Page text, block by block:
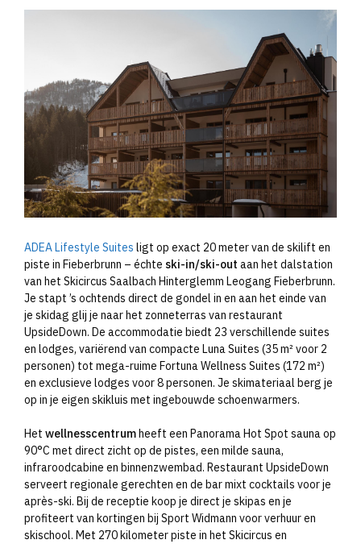
ADEA Lifestyle Suites ligt op exact 20 meter van de skilift en
piste in Fieberbrunn – échte ski-in/ski-out aan het dalstation
van het Skicircus Saalbach Hinterglemm Leogang Fieberbrunn.
Je stapt ’s ochtends direct de gondel in en aan het einde van
je skidag glij je naar het zonneterras van restaurant
UpsideDown. De accommodatie biedt 23 verschillende suites
en lodges, variërend van compacte Luna Suites (35 m² voor 2
personen) tot mega-ruime Fortuna Wellness Suites (172 m²)
en exclusieve lodges voor 8 personen. Je skimateriaal berg je
op in je eigen skikluis met ingebouwde schoenwarmers.
Het wellnesscentrumheeft een Panorama Hot Spot sauna op
90°C met direct zicht op de pistes, een milde sauna,
infraroodcabine en binnenzwembad. Restaurant UpsideDown
serveert regionale gerechten en de bar mixt cocktails voor je
après-ski. Bij de receptie koop je direct je skipas en je
profiteert van kortingen bij Sport Widmann voor verhuur en
skischool. Met 270 kilometer piste in het Skicircus en